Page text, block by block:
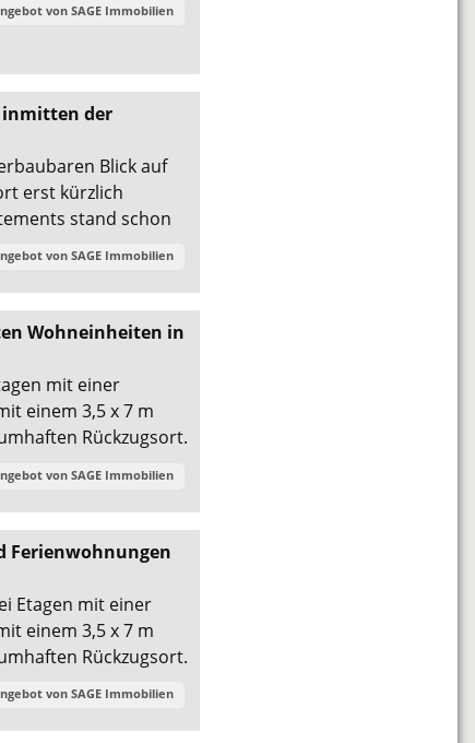
vonSAGE Immobilien
der
Blick auf
erst kürzlich
stand schon
vonSAGE Immobilien
Wohneinheiten in
mit einer
einem 3,5 x 7 m
Rückzugsort.
vonSAGE Immobilien
Ferienwohnungen
Etagen mit einer
einem 3,5 x 7 m
Rückzugsort.
vonSAGE Immobilien